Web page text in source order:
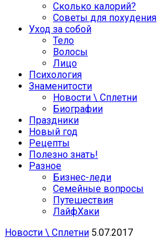
Сколько калорий?
Советы для похудения
Уход за собой
Тело
Волосы
Лицо
Психология
Знаменитости
Новости \ Сплетни
Биографии
Праздники
Новый год
Рецепты
Полезно знать!
Разное
Бизнес-леди
Семейные вопросы
Путешествия
ЛайфХаки
Новости \ Сплетни 5.07.2017